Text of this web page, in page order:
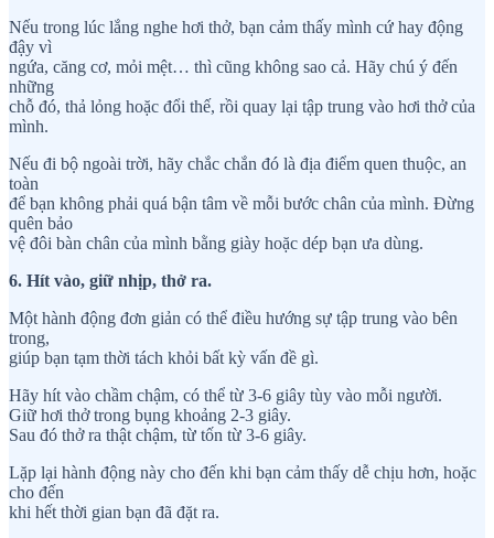
Nếu trong lúc lắng nghe hơi thở, bạn cảm thấy mình cứ hay động
đậy vì
ngứa, căng cơ, mỏi mệt… thì cũng không sao cả. Hãy chú ý đến
những
chỗ đó, thả lỏng hoặc đổi thế, rồi quay lại tập trung vào hơi thở của
mình.
Nếu đi bộ ngoài trời, hãy chắc chắn đó là địa điểm quen thuộc, an
toàn
để bạn không phải quá bận tâm về mỗi bước chân của mình. Đừng
quên bảo
vệ đôi bàn chân của mình bằng giày hoặc dép bạn ưa dùng.
6. Hít vào, giữ nhịp, thở ra.
Một hành động đơn giản có thể điều hướng sự tập trung vào bên
trong,
giúp bạn tạm thời tách khỏi bất kỳ vấn đề gì.
Hãy hít vào chầm chậm, có thể từ 3-6 giây tùy vào mỗi người.
Giữ hơi thở trong bụng khoảng 2-3 giây.
Sau đó thở ra thật chậm, từ tốn từ 3-6 giây.
Lặp lại hành động này cho đến khi bạn cảm thấy dễ chịu hơn, hoặc
cho đến
khi hết thời gian bạn đã đặt ra.